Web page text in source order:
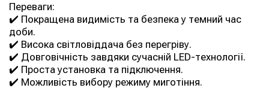
Переваги:
✔️ Покращена видимість та безпека у темний час
доби.
✔️ Висока світловіддача без перегріву.
✔️ Довговічність завдяки сучасній LED-технології.
✔️ Проста установка та підключення.
✔️ Можливість вибору режиму миготіння.